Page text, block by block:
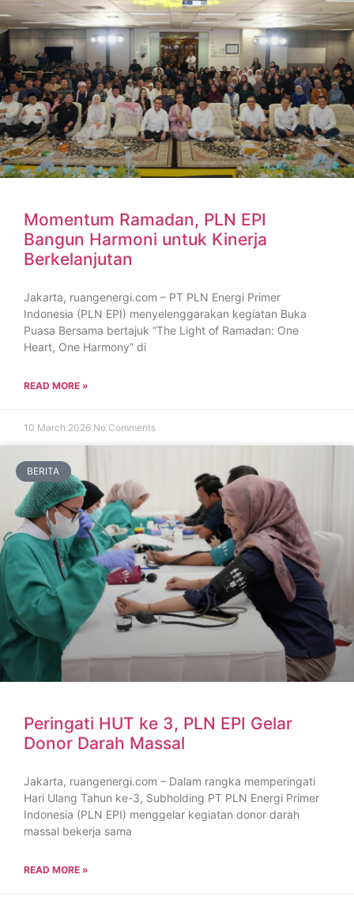
Momentum Ramadan, PLN EPI
Bangun Harmoni untuk Kinerja
Berkelanjutan
Jakarta, ruangenergi.com – PT PLN Energi Primer
Indonesia (PLN EPI) menyelenggarakan kegiatan Buka
Puasa Bersama bertajuk “The Light of Ramadan: One
Heart, One Harmony” di
READ MORE »
10 March 2026 No Comments
BERITA
Peringati HUT ke 3, PLN EPI Gelar
Donor Darah Massal
Jakarta, ruangenergi.com – Dalam rangka memperingati
Hari Ulang Tahun ke-3, Subholding PT PLN Energi Primer
Indonesia (PLN EPI) menggelar kegiatan donor darah
massal bekerja sama
READ MORE »